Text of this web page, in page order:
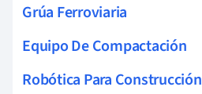
Grúa Ferroviaria
Equipo De Compactación
Robótica Para Construcción